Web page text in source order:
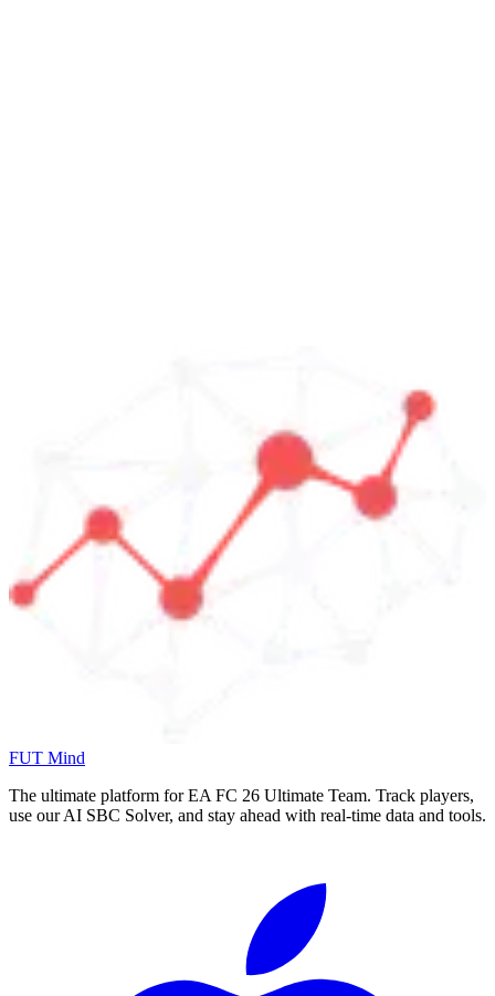
FUT Mind
The ultimate platform for EA FC 26 Ultimate Team. Track players,
use our AI SBC Solver, and stay ahead with real-time data and tools.